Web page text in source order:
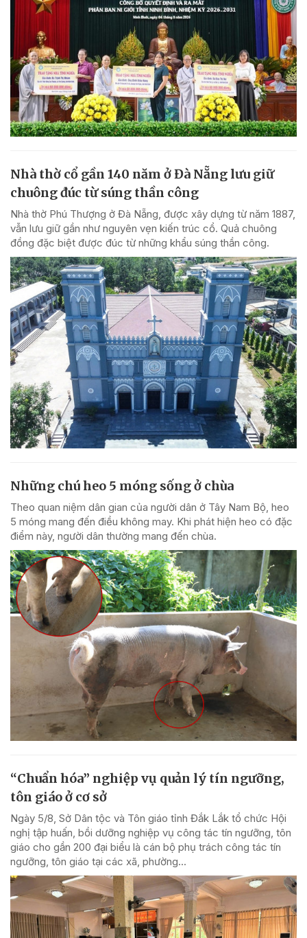
Nhà thờ cổ gần 140 năm ở Đà Nẵng lưu giữ
chuông đúc từ súng thần công
Nhà thờ Phú Thượng ở Đà Nẵng, được xây dựng từ năm 1887,
vẫn lưu giữ gần như nguyên vẹn kiến trúc cổ. Quả chuông
đồng đặc biệt được đúc từ những khẩu súng thần công.
Những chú heo 5 móng sống ở chùa
Theo quan niệm dân gian của người dân ở Tây Nam Bộ, heo
5 móng mang đến điều không may. Khi phát hiện heo có đặc
điểm này, người dân thường mang đến chùa.
“Chuẩn hóa” nghiệp vụ quản lý tín ngưỡng,
tôn giáo ở cơ sở
Ngày 5/8, Sở Dân tộc và Tôn giáo tỉnh Đắk Lắk tổ chức Hội
nghị tập huấn, bồi dưỡng nghiệp vụ công tác tín ngưỡng, tôn
giáo cho gần 200 đại biểu là cán bộ phụ trách công tác tín
ngưỡng, tôn giáo tại các xã, phường...